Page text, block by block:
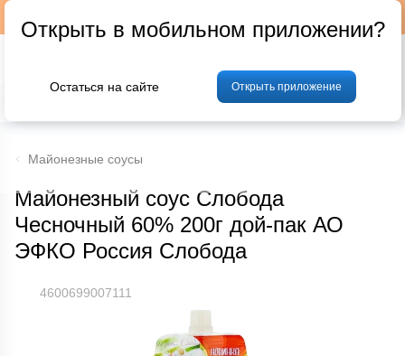
Фрукты и овощи Мясо Птица
Майонезные соусы
Майонезный соус Слобода
Чесночный 60% 200г дой-пак АО
ЭФКО Россия Слобода
4600699007111
Открыть в мобильном приложении?
Остаться на сайте Открыть приложение